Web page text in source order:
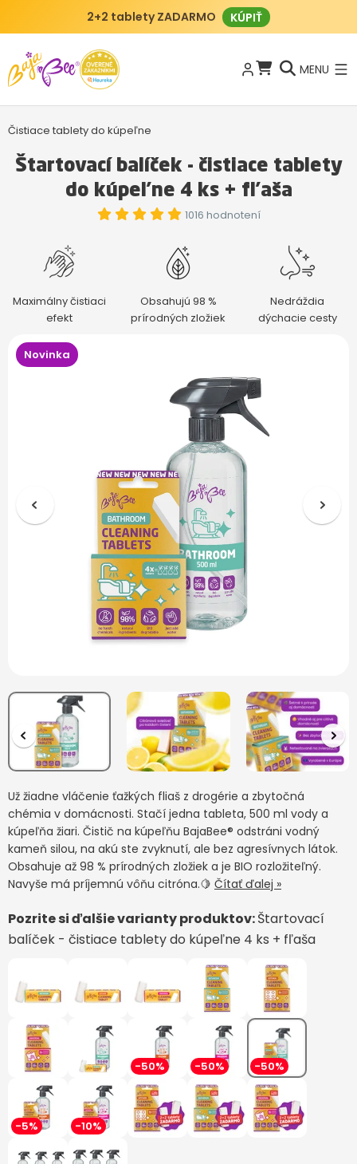
BajaBee klub AKO FUNGUJE?
MENU
Čistiace tablety do kúpeľne
Štartovací balíček - čistiace tablety
do kúpeľne 4 ks + fľaša
1016 hodnotení
Maximálny čistiaci
efekt
Obsahujú 98 %
prírodných zložiek
Nedráždia
dýchacie cesty
Novinka
Už žiadne vláčenie ťažkých fliaš z drogérie a zbytočná
chémia v domácnosti. Stačí jedna tableta, 500 ml vody a
kúpeľňa žiari. Čistič na kúpeľňu BajaBee® odstráni vodný
kameň silou, na akú ste zvyknutí, ale bez agresívnych látok.
Obsahuje až 98 % prírodných zložiek a je BIO rozložiteľný.
Navyše má príjemnú vôňu citróna.🍋 Čítať ďalej »
Pozrite si ďalšie varianty produktov:Štartovací
balíček - čistiace tablety do kúpeľne 4 ks + fľaša
-50% -50% -50%
-5% -10%